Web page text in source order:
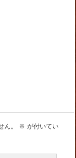
。 ※ が付いてい